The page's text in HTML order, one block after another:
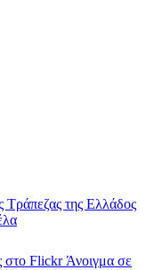
Τράπεζας της Ελλάδος
στο FlickrΆνοιγμα σε